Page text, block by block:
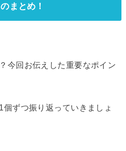
まとめ！
今回お伝えした重要なポイン
ずつ振り返っていきましょ